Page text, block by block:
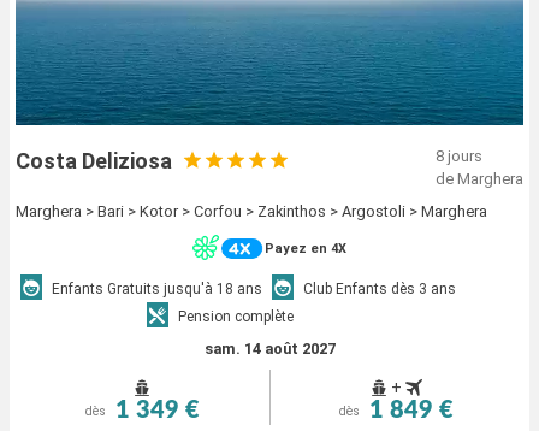
Costa Deliziosa
8 jours
de Marghera
Marghera > Bari > Kotor > Corfou > Zakinthos > Argostoli > Marghera
Payez en 4X
Enfants Gratuits jusqu'à 18 ans
Club Enfants dès 3 ans
Pension complète
sam. 14 août 2027
dès 1 349 €
+
dès 1 849 €